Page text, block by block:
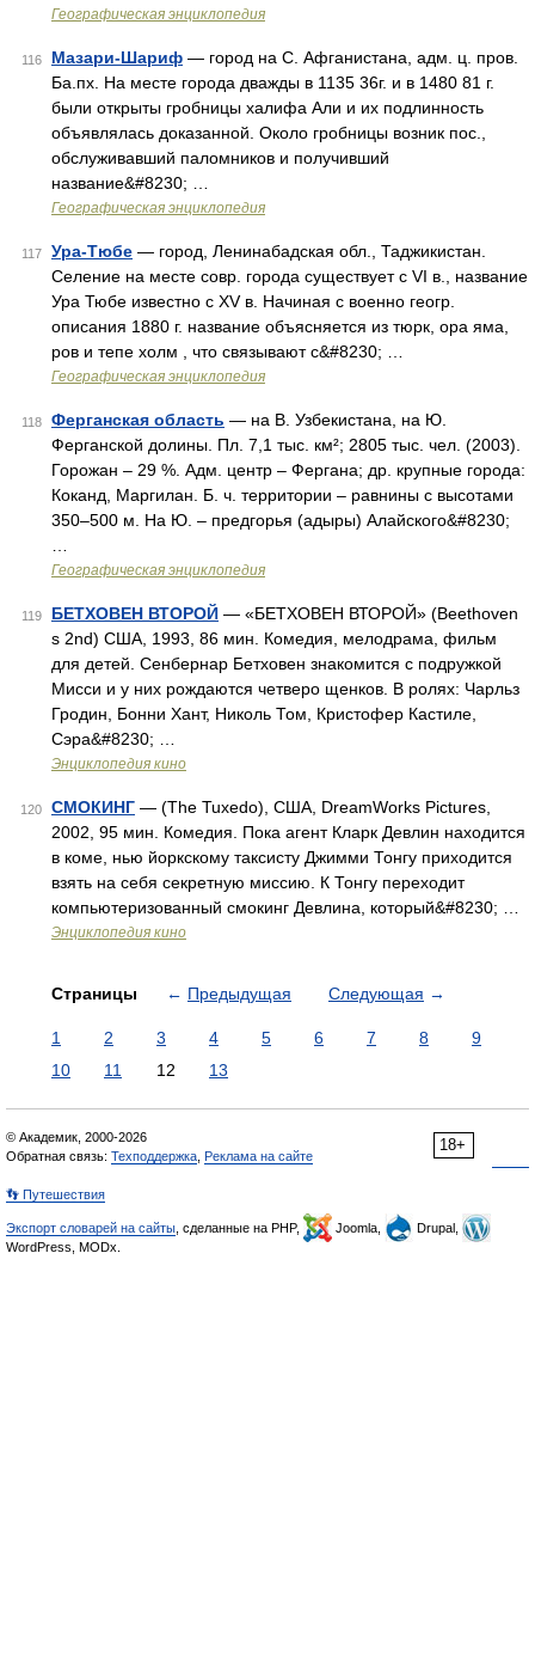
Географическая энциклопедия
116 Мазари-Шариф — город на С. Афганистана, адм. ц. пров.
Ба.пх. На месте города дважды в 1135 36г. и в 1480 81 г.
были открыты гробницы халифа Али и их подлинность
объявлялась доказанной. Около гробницы возник пос.,
обслуживавший паломников и получивший
название&#8230; …
Географическая энциклопедия
117 Ура-Тюбе — город, Ленинабадская обл., Таджикистан.
Селение на месте совр. города существует с VI в., название
Ура Тюбе известно с XV в. Начиная с военно геогр.
описания 1880 г. название объясняется из тюрк, ора яма,
ров и тепе холм , что связывают с&#8230; …
Географическая энциклопедия
118 Ферганская область — на В. Узбекистана, на Ю.
Ферганской долины. Пл. 7,1 тыс. км²; 2805 тыс. чел. (2003).
Горожан – 29 %. Адм. центр – Фергана; др. крупные города:
Коканд, Маргилан. Б. ч. территории – равнины с высотами
350–500 м. На Ю. – предгорья (адыры) Алайского&#8230;
Географическая энциклопедия
119 БЕТХОВЕН ВТОРОЙ — «БЕТХОВЕН ВТОРОЙ» (Beethoven
s 2nd) США, 1993, 86 мин. Комедия, мелодрама, фильм
для детей. Сенбернар Бетховен знакомится с подружкой
Мисси и у них рождаются четверо щенков. В ролях: Чарльз
Гродин, Бонни Хант, Николь Том, Кристофер Кастиле,
Сэра&#8230; …
Энциклопедия кино
120 СМОКИНГ — (The Tuxedo), США, DreamWorks Pictures,
2002, 95 мин. Комедия. Пока агент Кларк Девлин находится
в коме, нью йоркскому таксисту Джимми Тонгу приходится
взять на себя секретную миссию. К Тонгу переходит
компьютеризованный смокинг Девлина, который&#8230; …
Энциклопедия кино
Страницы ← Предыдущая Следующая →
1 2 3 4 5 6 7 8
9
10
11 12 13
18+
© Академик, 2000-2026
Обратная связь: Техподдержка Реклама на сайте
👣 Путешествия
Экспорт словарей на сайты , сделанные на PHP, Joomla,
Drupal,
WordPress, MODx.